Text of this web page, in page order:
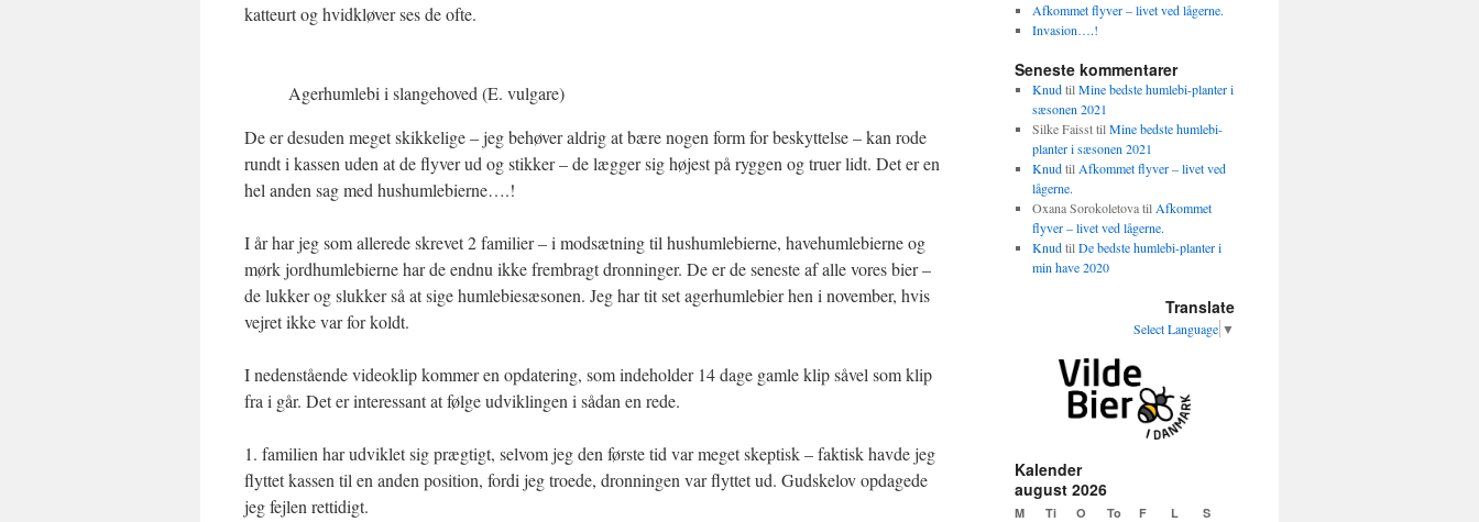
katteurt og hvidkløver ses de ofte.
Agerhumlebi i slangehoved (E. vulgare)
De er desuden meget skikkelige – jeg behøver aldrig at bære nogen form for beskyttelse – kan rode
rundt i kassen uden at de flyver ud og stikker – de lægger sig højest på ryggen og truer lidt. Det er en
hel anden sag med hushumlebierne….!
I år har jeg som allerede skrevet 2 familier – i modsætning til hushumlebierne, havehumlebierne og
mørk jordhumlebierne har de endnu ikke frembragt dronninger. De er de seneste af alle vores bier –
de lukker og slukker så at sige humlebiesæsonen. Jeg har tit set agerhumlebier hen i november, hvis
vejret ikke var for koldt.
I nedenstående videoklip kommer en opdatering, som indeholder 14 dage gamle klip såvel som klip
fra i går. Det er interessant at følge udviklingen i sådan en rede.
1. familien har udviklet sig prægtigt, selvom jeg den første tid var meget skeptisk – faktisk havde jeg
flyttet kassen til en anden position, fordi jeg troede, dronningen var flyttet ud. Gudskelov opdagede
jeg fejlen rettidigt.
Afkommet flyver – livet ved lågerne.
Invasion….!
Seneste kommentarer
KnudtilMine bedste humlebi-planter i
sæsonen 2021
Silke FaissttilMine bedste humlebi-
planter i sæsonen 2021
Knudtil Afkommet flyver – livet ved
lågerne.
Oxana Sorokoletovatil Afkommet
flyver – livet ved lågerne.
KnudtilDe bedste humlebi-planter i
min have 2020
Translate
Select Language ▼
Kalender
august 2026
M Ti O To F L S